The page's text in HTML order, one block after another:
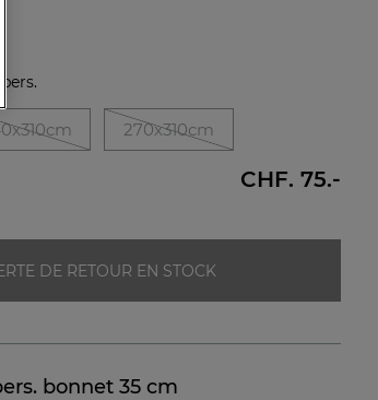
pers.
270x310cm
CHF. 75.-
DE RETOUR EN STOCK
bonnet 35 cm